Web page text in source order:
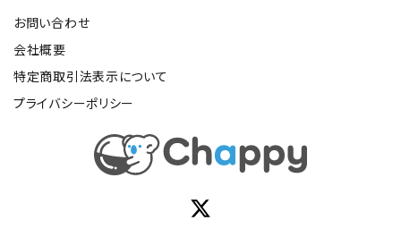
お問い合わせ
会社概要
特定商取引法表示について
プライバシーポリシー